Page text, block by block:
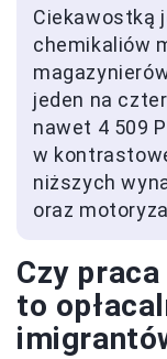
Ciekawostką
chemikaliów
jeden na
nawet 4 509
w
niższych
oraz
Czy
to